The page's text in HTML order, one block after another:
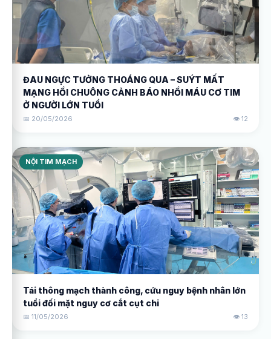
ĐAU NGỰC TƯỞNG THOÁNG QUA – SUÝT MẤT
MẠNG HỒI CHUÔNG CẢNH BÁO NHỒI MÁU CƠ TIM
Ở NGƯỜI LỚN TUỔI
📅 20/05/2026 👁️ 12
NỘI TIM MẠCH
Tái thông mạch thành công, cứu nguy bệnh nhân lớn
tuổi đối mặt nguy cơ cắt cụt chi
📅 11/05/2026 👁️ 13